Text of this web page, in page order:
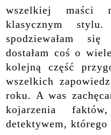
wszelkiej maści
klasycznym
spodziewałam
dostałam coś o
kolejną część
wszelkich
roku. A was
kojarzenia
detektywem,